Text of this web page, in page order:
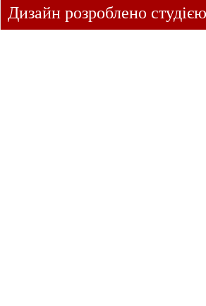
Дизайн розроблено